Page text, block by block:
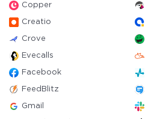
Copper
Creatio
Crove
Evecalls
Facebook
FeedBlitz
Gmail